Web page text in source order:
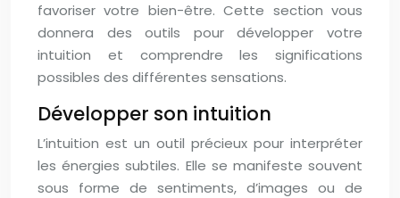
favoriser votre bien-être. Cette section vous
donnera des outils pour développer votre
intuition et comprendre les significations
possibles des différentes sensations.
Développer son intuition
L’intuition est un outil précieux pour interpréter
les énergies subtiles. Elle se manifeste souvent
sous forme de sentiments, d’images ou de